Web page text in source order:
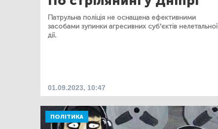
Патрульна поліція не оснащена ефективними
засобами зупинки агресивних суб'єктів нелетальної
дії.
01.09.2023, 10:47
ПОЛІТИКА